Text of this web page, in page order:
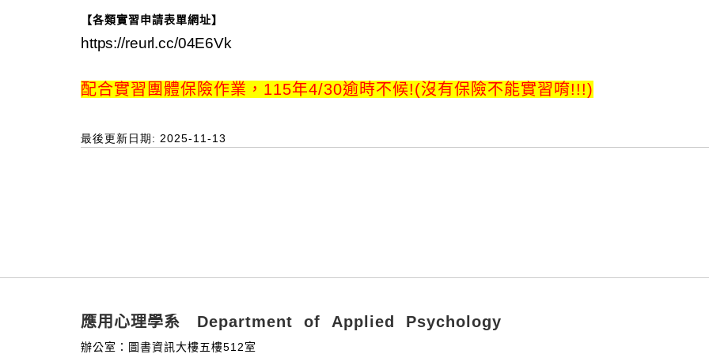
【各類實習申請表單網址】
https://reurl.cc/04E6Vk
配合實習團體保險作業，115年4/30逾時不候!(沒有保險不能實習唷!!!)
最後更新日期: 2025-11-13
應用心理學系 Department of Applied Psychology
辦公室：圖書資訊大樓五樓512室